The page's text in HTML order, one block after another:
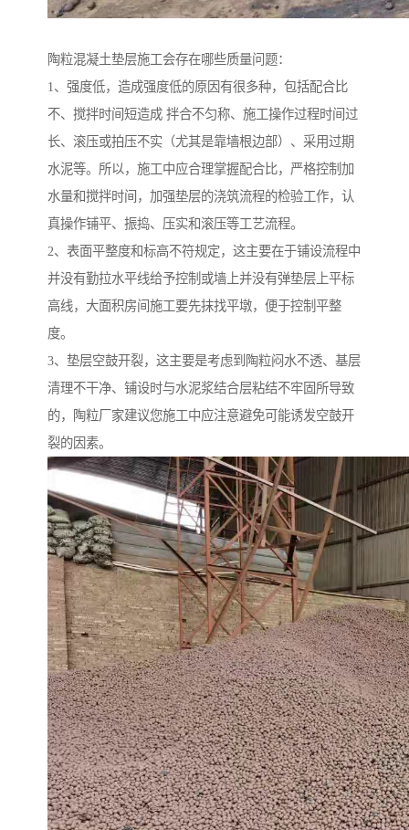
陶粒混凝土垫层施工会存在哪些质量问题：
1、强度低，造成强度低的原因有很多种，包括配合比
不、搅拌时间短造成 拌合不匀称、施工操作过程时间过
长、滚压或拍压不实（尤其是靠墙根边部）、采用过期
水泥等。所以，施工中应合理掌握配合比，严格控制加
水量和搅拌时间，加强垫层的浇筑流程的检验工作，认
真操作铺平、振捣、压实和滚压等工艺流程。
2、表面平整度和标高不符规定，这主要在于铺设流程中
并没有勤拉水平线给予控制或墙上并没有弹垫层上平标
高线，大面积房间施工要先抹找平墩，便于控制平整
度。
3、垫层空鼓开裂，这主要是考虑到陶粒闷水不透、基层
清理不干净、铺设时与水泥浆结合层粘结不牢固所导致
的，陶粒厂家建议您施工中应注意避免可能诱发空鼓开
裂的因素。